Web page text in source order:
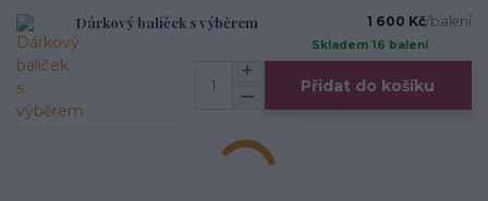
Dárkový balíček s výběrem 1 600 Kč/balení
Skladem 16 balení
Přidat do košíku